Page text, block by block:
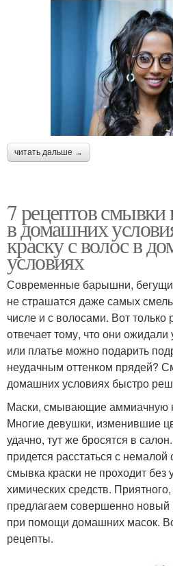
читать дальше →
7 рецептов смывки
в домашних
краску с волос в
условиях
Современные барышни,
не страшатся даже самых
числе и с волосами. Вот только
отвечает тому, что они
или платье можно подарить
неудачным оттенком прядей?
домашних условиях быстро
Маски, смывающие аммиачную
Многие девушки, изменившие
удачно, тут же бросятся в
придется расстаться с
смывка краски не проходит без
химических средств.
предлагаем совершенно новый
при помощи домашних масок.
рецепты.